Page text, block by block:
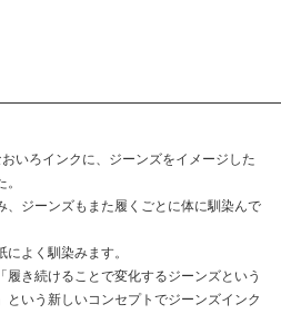
いろインクに、ジーンズをイメージした
、ジーンズもまた履くごとに体に馴染んで
よく馴染みます。
き続けることで変化するジーンズという
という新しいコンセプトでジーンズインク